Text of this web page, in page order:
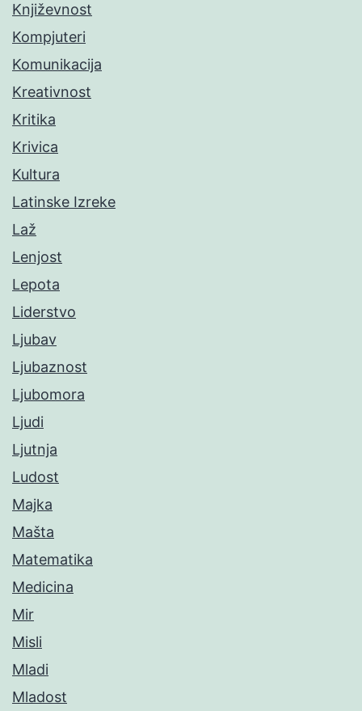
Književnost
Kompjuteri
Komunikacija
Kreativnost
Kritika
Krivica
Kultura
Latinske Izreke
Laž
Lenjost
Lepota
Liderstvo
Ljubav
Ljubaznost
Ljubomora
Ljudi
Ljutnja
Ludost
Majka
Mašta
Matematika
Medicina
Mir
Misli
Mladi
Mladost